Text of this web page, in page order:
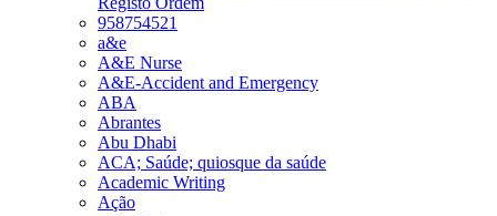
958754521
a&e
A&E Nurse
A&E-Accident and Emergency
ABA
Abrantes
Abu Dhabi
ACA; Saúde; quiosque da saúde
Academic Writing
Ação